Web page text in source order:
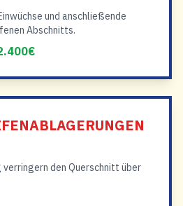
und anschließende
Abschnitts.
den Querschnitt über